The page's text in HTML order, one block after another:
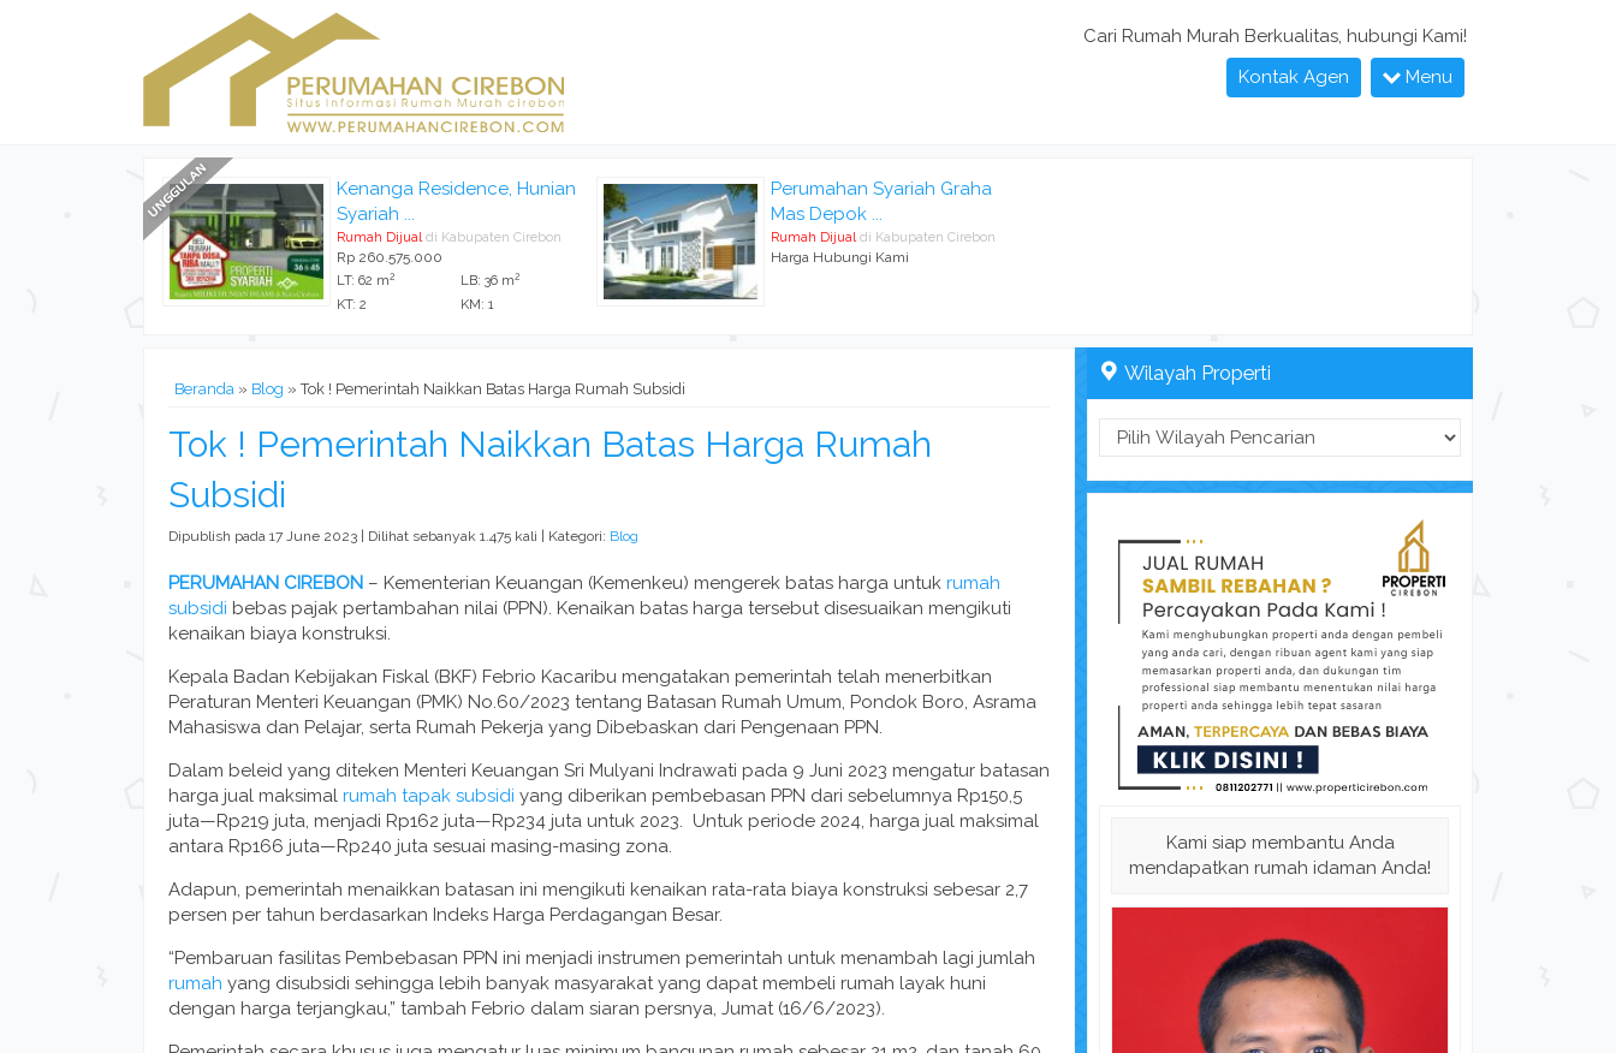
Cari Rumah Murah Berkualitas, hubungi Kami!
Kontak Agen
Menu
Kenanga Residence, Hunian
Syariah ...
Rumah Dijual di Kabupaten Cirebon
Rp 260.575.000
LT: 62 m2 LB: 36 m2
KT: 2 KM: 1
Perumahan Syariah Graha
Mas Depok ...
Rumah Dijual di Kabupaten Cirebon
Harga Hubungi Kami
Beranda » Blog » Tok ! Pemerintah Naikkan Batas Harga Rumah Subsidi
Tok ! Pemerintah Naikkan Batas Harga Rumah
Subsidi
Dipublish pada 17 June 2023 | Dilihat sebanyak 1.475 kali | Kategori: Blog
PERUMAHAN CIREBON – Kementerian Keuangan (Kemenkeu) mengerek batas harga untuk rumah
subsidi bebas pajak pertambahan nilai (PPN). Kenaikan batas harga tersebut disesuaikan mengikuti
kenaikan biaya konstruksi.
Kepala Badan Kebijakan Fiskal (BKF) Febrio Kacaribu mengatakan pemerintah telah menerbitkan
Peraturan Menteri Keuangan (PMK) No.60/2023 tentang Batasan Rumah Umum, Pondok Boro, Asrama
Mahasiswa dan Pelajar, serta Rumah Pekerja yang Dibebaskan dari Pengenaan PPN.
Dalam beleid yang diteken Menteri Keuangan Sri Mulyani Indrawati pada 9 Juni 2023 mengatur batasan
harga jual maksimal rumah tapak subsidi yang diberikan pembebasan PPN dari sebelumnya Rp150,5
juta—Rp219 juta, menjadi Rp162 juta—Rp234 juta untuk 2023. Untuk periode 2024, harga jual maksimal
antara Rp166 juta—Rp240 juta sesuai masing-masing zona.
Adapun, pemerintah menaikkan batasan ini mengikuti kenaikan rata-rata biaya konstruksi sebesar 2,7
persen per tahun berdasarkan Indeks Harga Perdagangan Besar.
“Pembaruan fasilitas Pembebasan PPN ini menjadi instrumen pemerintah untuk menambah lagi jumlah
rumah yang disubsidi sehingga lebih banyak masyarakat yang dapat membeli rumah layak huni
dengan harga terjangkau,” tambah Febrio dalam siaran persnya, Jumat (16/6/2023).
Wilayah Properti
Kami siap membantu Anda
mendapatkan rumah idaman Anda!